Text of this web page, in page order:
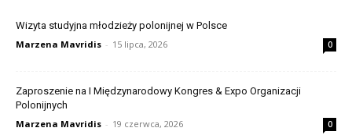
Wizyta studyjna młodzieży polonijnej w Polsce
Marzena Mavridis - 15 lipca, 2026 0
Zaproszenie na I Międzynarodowy Kongres & Expo Organizacji
Polonijnych
Marzena Mavridis - 19 czerwca, 2026 0